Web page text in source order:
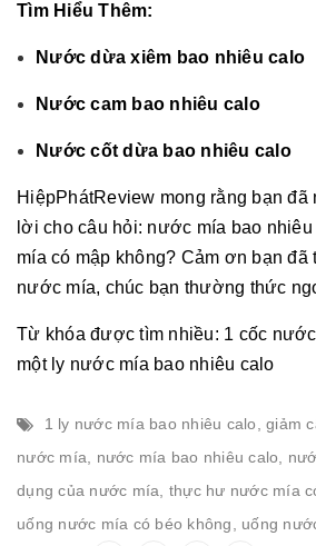
Tìm Hiểu Thêm:
Nước dừa xiêm bao nhiêu calo
Nước cam bao nhiêu calo
Nước cốt dừa bao nhiêu calo
HiệpPhátReview mong rằng bạn đã
lời cho câu hỏi: nước mía bao
mía có mập không? Cảm ơn bạn đã
nước mía, chúc bạn thường thức
Từ khóa được tìm nhiều: 1 cốc
một ly nước mía bao nhiêu calo
1 ly nước mía bao nhiêu calo giảm
nước mía
nước mía bao nhiêu calo
dụng của nước mía
thực hư nước mía
uống nước mía có béo không
uống